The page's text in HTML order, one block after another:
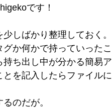
です！
しばかり整理しておく。
か何かで持っていったこ
ち出し中が分かる簡易ア
を記入したらファイル
のだが。